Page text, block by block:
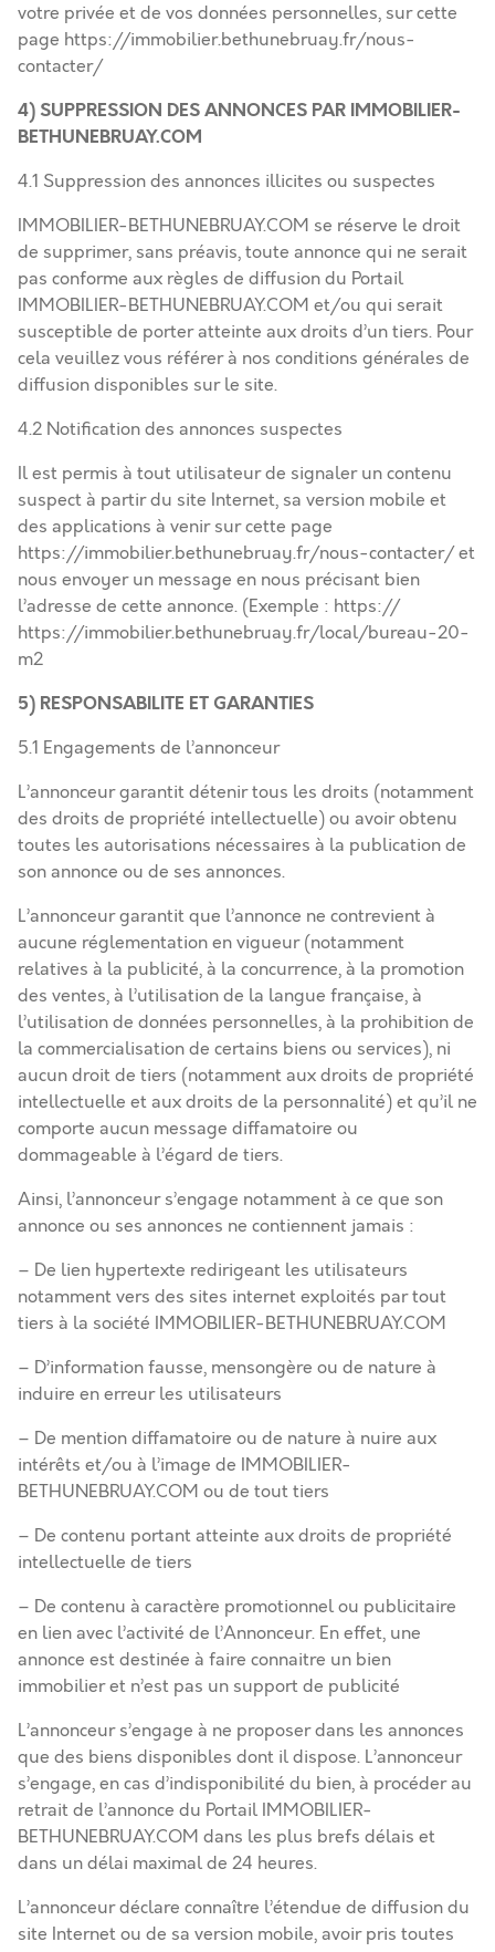
votre privée et de vos données personnelles, sur cette
page https://immobilier.bethunebruay.fr/nous-
contacter/
4) SUPPRESSION DES ANNONCES PAR IMMOBILIER-
BETHUNEBRUAY.COM
4.1 Suppression des annonces illicites ou suspectes
IMMOBILIER-BETHUNEBRUAY.COM se réserve le droit
de supprimer, sans préavis, toute annonce qui ne serait
pas conforme aux règles de diffusion du Portail
IMMOBILIER-BETHUNEBRUAY.COM et/ou qui serait
susceptible de porter atteinte aux droits d’un tiers. Pour
cela veuillez vous référer à nos conditions générales de
diffusion disponibles sur le site.
4.2 Notification des annonces suspectes
Il est permis à tout utilisateur de signaler un contenu
suspect à partir du site Internet, sa version mobile et
des applications à venir sur cette page
https://immobilier.bethunebruay.fr/nous-contacter/et
nous envoyer un message en nous précisant bien
l’adresse de cette annonce. (Exemple : https://
https://immobilier.bethunebruay.fr/local/bureau-20-
m2
5) RESPONSABILITE ET GARANTIES
5.1 Engagements de l’annonceur
L’annonceur garantit détenir tous les droits (notamment
des droits de propriété intellectuelle) ou avoir obtenu
toutes les autorisations nécessaires à la publication de
son annonce ou de ses annonces.
L’annonceur garantit que l’annonce ne contrevient à
aucune réglementation en vigueur (notamment
relatives à la publicité, à la concurrence, à la promotion
des ventes, à l’utilisation de la langue française, à
l’utilisation de données personnelles, à la prohibition de
la commercialisation de certains biens ou services), ni
aucun droit de tiers (notamment aux droits de propriété
intellectuelle et aux droits de la personnalité) et qu’il ne
comporte aucun message diffamatoire ou
dommageable à l’égard de tiers.
Ainsi, l’annonceur s’engage notamment à ce que son
annonce ou ses annonces ne contiennent jamais :
– De lien hypertexte redirigeant les utilisateurs
notamment vers des sites internet exploités par tout
tiers à la société IMMOBILIER-BETHUNEBRUAY.COM
– D’information fausse, mensongère ou de nature à
induire en erreur les utilisateurs
– De mention diffamatoire ou de nature à nuire aux
intérêts et/ou à l’image de IMMOBILIER-
BETHUNEBRUAY.COM ou de tout tiers
– De contenu portant atteinte aux droits de propriété
intellectuelle de tiers
– De contenu à caractère promotionnel ou publicitaire
en lien avec l’activité de l’Annonceur. En effet, une
annonce est destinée à faire connaitre un bien
immobilier et n’est pas un support de publicité
L’annonceur s’engage à ne proposer dans les annonces
que des biens disponibles dont il dispose. L’annonceur
s’engage, en cas d’indisponibilité du bien, à procéder au
retrait de l’annonce du Portail IMMOBILIER-
BETHUNEBRUAY.COM dans les plus brefs délais et
dans un délai maximal de 24 heures.
L’annonceur déclare connaître l’étendue de diffusion du
site Internet ou de sa version mobile, avoir pris toutes